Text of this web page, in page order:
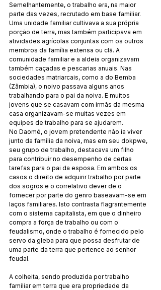
Semelhantemente, o trabalho era, na maior
parte das vezes, recrutado em base familiar.
Uma unidade familiar cul­tivava a sua própria
porção de terra, mas também participava em
atividades agrícolas conjuntas com os outros
membros da família extensa ou clã. A
comunidade familiar e a aldeia orga­nizavam
também caçadas e pescarias anuais. Nas
sociedades matriarcais, como a do Bemba
(Zâmbia), o noivo passava al­guns anos
trabalhando para o pai da noiva. E muitos
jovens que se casavam com irmãs da mesma
casa organizavam-se muitas vezes em
equipes de trabalho para se ajudarem.
No Daomé, o jovem pretendente não ia viver
junto da família da noiva, mas em seu dokpwe,
seu grupo de trabalho, destacava um filho
para contribuir no desempenho de certas
tarefas para o pai da esposa. Em ambos os
casos o direito de adquirir trabalho por parte
dos sogros e o correlativo dever de o
fornecer por parte do genro baseavam-se em
laços fami­liares. Isto contrasta flagrantemente
com o sistema capita­lista, em que o dinheiro
compra a força de trabalho ou com o
feudalismo, onde o trabalho é fornecido pelo
servo da gleba para que possa desfrutar de
uma parte da terra que pertence ao senhor
feudal.
A colheita, sendo produzida por trabalho
familiar em terra que era propriedade da